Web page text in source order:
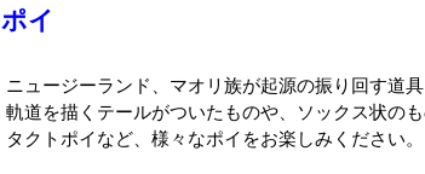
ポイ
ニュージーランド、マオリ族が起源の振り回す道
軌道を描くテールがついたものや、ソックス状の
タクトポイなど、様々なポイをお楽しみください。